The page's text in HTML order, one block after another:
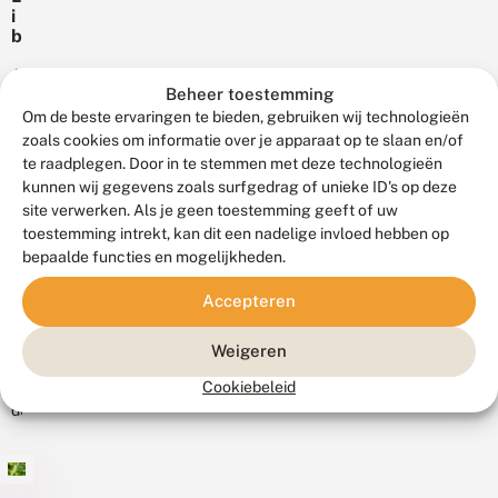
Beheer toestemming
Om de beste ervaringen te bieden, gebruiken wij technologieën
zoals cookies om informatie over je apparaat op te slaan en/of
te raadplegen. Door in te stemmen met deze technologieën
kunnen wij gegevens zoals surfgedrag of unieke ID's op deze
site verwerken. Als je geen toestemming geeft of uw
toestemming intrekt, kan dit een nadelige invloed hebben op
bepaalde functies en mogelijkheden.
Accepteren
Weigeren
Cookiebeleid
e
b
e
een
of
e
a
a
n
j
e
u
er
weer
je
een
de
tuin
hebt,
met
een
mooie
water-...
i
b
ll
t
e
Als
mensen
vraagt
of
ze
libellen
tellen,
krijg
vaak
de
“Ik
ze
22
maart
2024
W
r
s
u
i
Er
de
zonnige